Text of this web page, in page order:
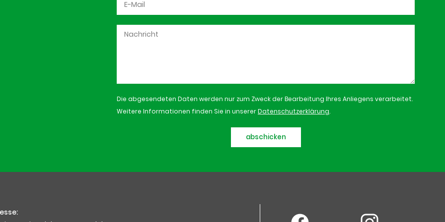
Die abgesendeten Daten werden nur zum Zweck der Bearbeitung Ihres Anliegens verarbeitet.
Weitere Informationen finden Sie in unsererDatenschutzerklärung.
abschicken